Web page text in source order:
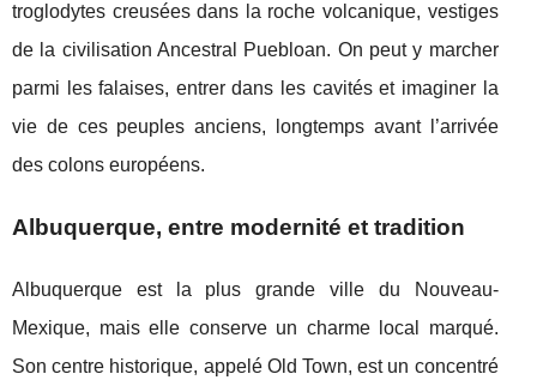
troglodytes creusées dans la roche volcanique, vestiges
de la civilisation Ancestral Puebloan. On peut y marcher
parmi les falaises, entrer dans les cavités et imaginer la
vie de ces peuples anciens, longtemps avant l’arrivée
des colons européens.
Albuquerque, entre modernité et tradition
Albuquerque est la plus grande ville du Nouveau-
Mexique, mais elle conserve un charme local marqué.
Son centre historique, appelé Old Town, est un concentré